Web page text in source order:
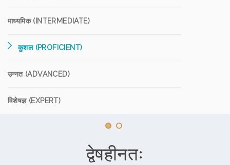
माध्यमिक (INTERMEDIATE)
कुशल (PROFICIENT)
उन्नत (ADVANCED)
विशेषज्ञ (EXPERT)
द्वेषहीनतः